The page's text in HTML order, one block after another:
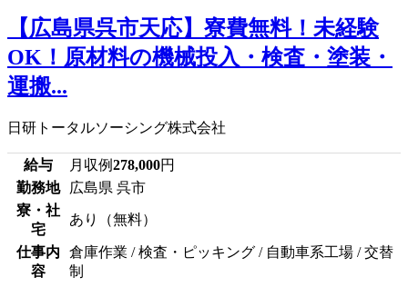
【広島県呉市天応】寮費無料！未経験
OK！原材料の機械投入・検査・塗装・
運搬...
日研トータルソーシング株式会社
給与 月収例278,000円
勤務地
広島県 呉市
寮・社
宅
あり（無料）
仕事内
容
倉庫作業 / 検査・ピッキング / 自動車系工場 / 交替
制